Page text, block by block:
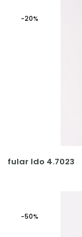
-20%
fular Ido 4.7023
-50%